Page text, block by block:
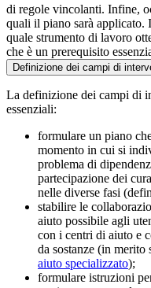
di regole vincolanti. Infine,
quali il piano sarà applicato.
quale strumento di lavoro
che è un prerequisito
Definizione dei campi di
La definizione dei campi di
essenziali:
formulare un piano
momento in cui si
problema di
partecipazione dei
nelle diverse fasi
stabilire le
aiuto possibile agli
con i centri di aiuto e
da sostanze (in merito
aiuto specializzato);
formulare istruzioni